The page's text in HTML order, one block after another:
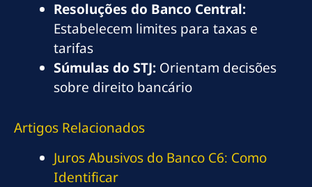
Resoluções do Banco Central:
Estabelecem limites para taxas e
tarifas
Súmulas do STJ: Orientam decisões
sobre direito bancário
Artigos Relacionados
Juros Abusivos do Banco C6: Como
Identificar